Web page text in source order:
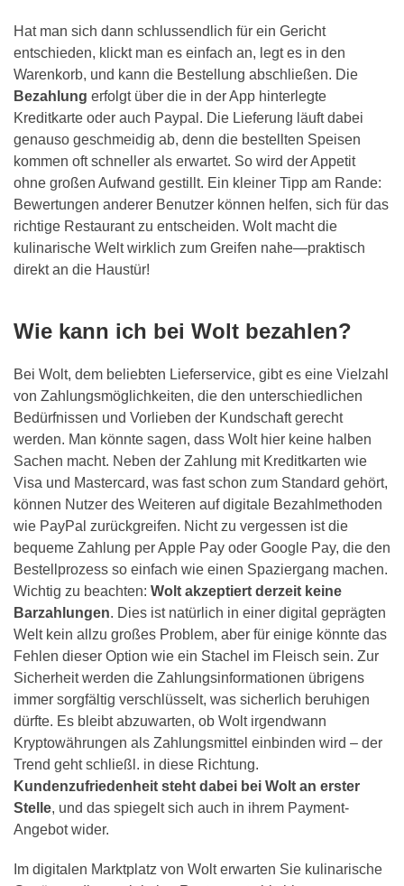
Hat man sich dann schlussendlich für ein Gericht
entschieden, klickt man es einfach an, legt es in den
Warenkorb, und kann die Bestellung abschließen. Die
Bezahlung erfolgt über die in der App hinterlegte
Kreditkarte oder auch Paypal. Die Lieferung läuft dabei
genauso geschmeidig ab, denn die bestellten Speisen
kommen oft schneller als erwartet. So wird der Appetit
ohne großen Aufwand gestillt. Ein kleiner Tipp am Rande:
Bewertungen anderer Benutzer können helfen, sich für das
richtige Restaurant zu entscheiden. Wolt macht die
kulinarische Welt wirklich zum Greifen nahe—praktisch
direkt an die Haustür!
Wie kann ich bei Wolt bezahlen?
Bei Wolt, dem beliebten Lieferservice, gibt es eine Vielzahl
von Zahlungsmöglichkeiten, die den unterschiedlichen
Bedürfnissen und Vorlieben der Kundschaft gerecht
werden. Man könnte sagen, dass Wolt hier keine halben
Sachen macht. Neben der Zahlung mit Kreditkarten wie
Visa und Mastercard, was fast schon zum Standard gehört,
können Nutzer des Weiteren auf digitale Bezahlmethoden
wie PayPal zurückgreifen. Nicht zu vergessen ist die
bequeme Zahlung per Apple Pay oder Google Pay, die den
Bestellprozess so einfach wie einen Spaziergang machen.
Wichtig zu beachten: Wolt akzeptiert derzeit keine
Barzahlungen. Dies ist natürlich in einer digital geprägten
Welt kein allzu großes Problem, aber für einige könnte das
Fehlen dieser Option wie ein Stachel im Fleisch sein. Zur
Sicherheit werden die Zahlungsinformationen übrigens
immer sorgfältig verschlüsselt, was sicherlich beruhigen
dürfte. Es bleibt abzuwarten, ob Wolt irgendwann
Kryptowährungen als Zahlungsmittel einbinden wird – der
Trend geht schließl. in diese Richtung.
Kundenzufriedenheit steht dabei bei Wolt an erster
Stelle, und das spiegelt sich auch in ihrem Payment-
Angebot wider.
Im digitalen Marktplatz von Wolt erwarten Sie kulinarische